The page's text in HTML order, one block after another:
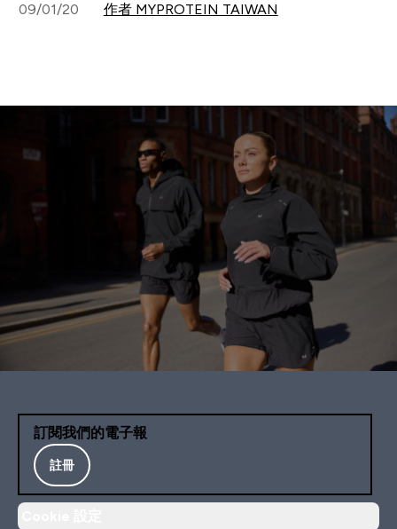
09/01/20 作者 MYPROTEIN TAIWAN
訂閱我們的電子報
註冊